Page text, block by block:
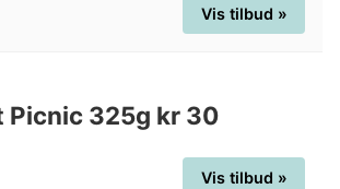
Vis tilbud »
Picnic 325g kr 30
Vis tilbud »